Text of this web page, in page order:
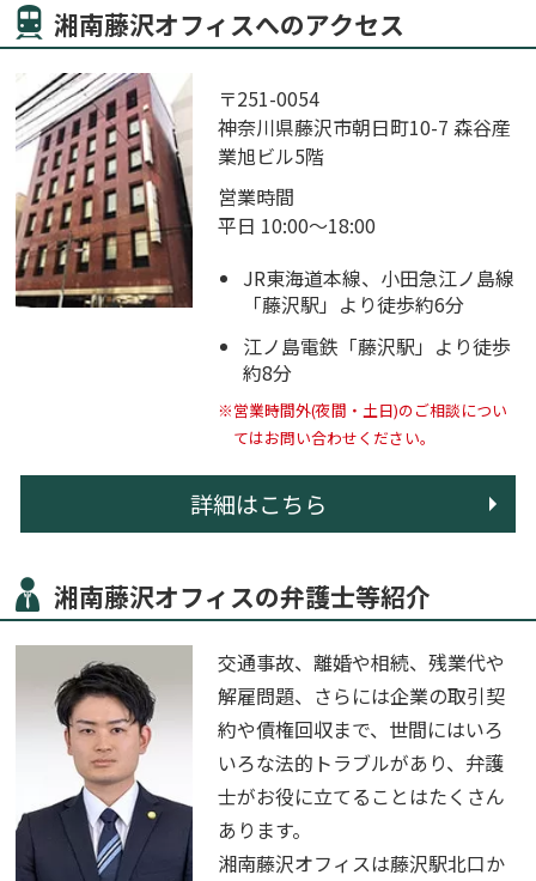
湘南藤沢オフィスへのアクセス
〒251-0054
神奈川県藤沢市朝日町10-7 森谷産
業旭ビル5階
営業時間
平日 10:00～18:00
JR東海道本線、小田急江ノ島線
「藤沢駅」より徒歩約6分
江ノ島電鉄「藤沢駅」より徒歩
約8分
※営業時間外(夜間・土日)のご相談につい
てはお問い合わせください。
詳細はこちら
湘南藤沢オフィスの弁護士等紹介
交通事故、離婚や相続、残業代や
解雇問題、さらには企業の取引契
約や債権回収まで、世間にはいろ
いろな法的トラブルがあり、弁護
士がお役に立てることはたくさん
あります。
湘南藤沢オフィスは藤沢駅北口か